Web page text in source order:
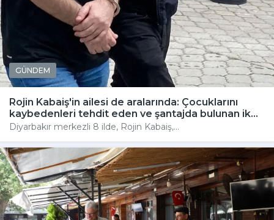
GÜNDEM
Rojin Kabaiş'in ailesi de aralarında: Çocuklarını
kaybedenleri tehdit eden ve şantajda bulunan ik...
Diyarbakır merkezli 8 ilde, Rojin Kabaiş,...